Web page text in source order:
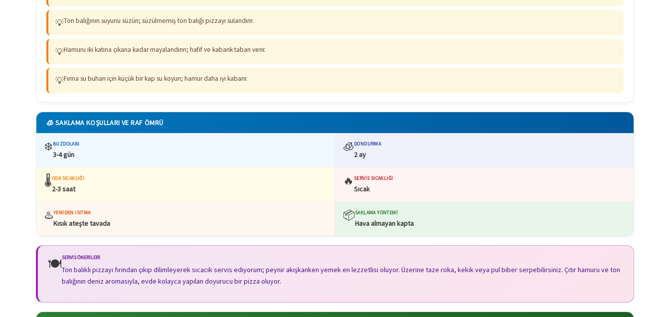
💡Ton balığının suyunu süzün; süzülmemiş ton balığı pizzayı sulandırır.
💡Hamuru iki katına çıkana kadar mayalandırın; hafif ve kabarık taban verir.
💡Fırına su buharı için küçük bir kap su koyun; hamur daha iyi kabarır.
🧊 SAKLAMA KOŞULLARI VE RAF ÖMRÜ
❄️BUZDOLABI
3-4 gün
🧊DONDURMA
2 ay
🌡️ODA SICAKLIĞI
2-3 saat
🔥 SERVIS SICAKLIĞI
Sıcak
♨️YENIDEN ISITMA
Kısık ateşte tavada
📦SAKLAMA YÖNTEMI
Hava almayan kapta
🍽️SERVIS ÖNERILERI
Ton balıklı pizzayı fırından çıkıp dilimleyerek sıcacık servis ediyorum; peynir akışkanken yemek en lezzetlisi oluyor. Üzerine taze roka, kekik veya pul biber serpebilirsiniz. Çıtır hamuru ve ton
balığının deniz aromasıyla, evde kolayca yapılan doyurucu bir pizza oluyor.